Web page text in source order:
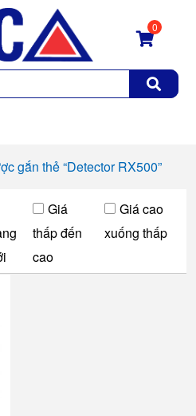
0
gắn thẻ “Detector RX500”
Giá
thấp đến
cao
Giá cao
xuống thấp